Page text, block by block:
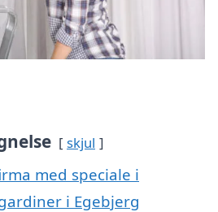
skjul
med speciale i
i Egebjerg